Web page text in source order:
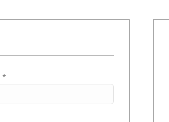
*Obligatorio